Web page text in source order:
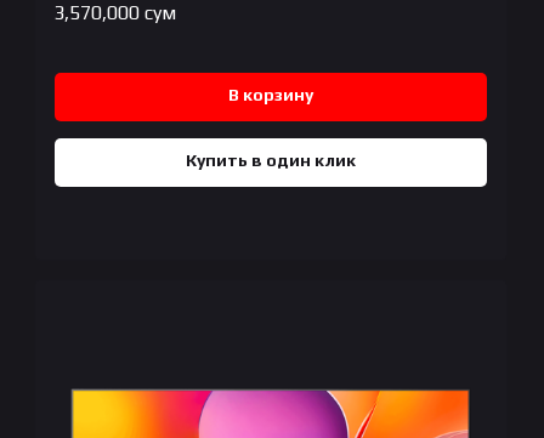
3,570,000 сум
В корзину
Купить в один клик